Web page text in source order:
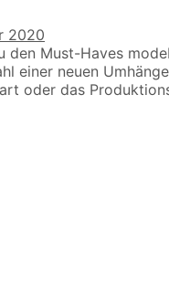
2020
den Must-Haves
einer neuen
oder das